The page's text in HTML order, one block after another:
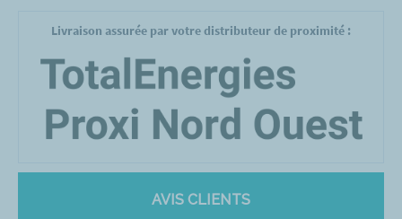
Livraison assurée par votre distributeur de proximité :
AVIS CLIENTS